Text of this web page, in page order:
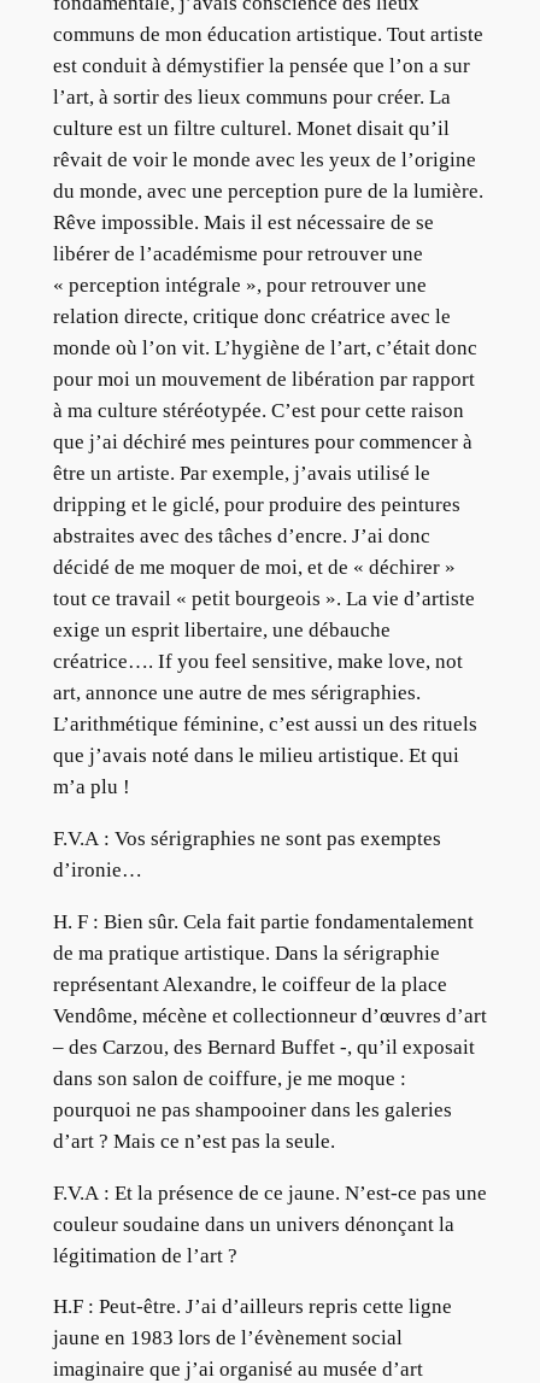
communs de mon éducation artistique. Tout artiste
est conduit à démystifier la pensée que l’on a sur
l’art, à sortir des lieux communs pour créer. La
culture est un filtre culturel. Monet disait qu’il
rêvait de voir le monde avec les yeux de l’origine
du monde, avec une perception pure de la lumière.
Rêve impossible. Mais il est nécessaire de se
libérer de l’académisme pour retrouver une
« perception intégrale », pour retrouver une
relation directe, critique donc créatrice avec le
monde où l’on vit. L’hygiène de l’art, c’était donc
pour moi un mouvement de libération par rapport
à ma culture stéréotypée. C’est pour cette raison
que j’ai déchiré mes peintures pour commencer à
être un artiste. Par exemple, j’avais utilisé le
dripping et le giclé, pour produire des peintures
abstraites avec des tâches d’encre. J’ai donc
décidé de me moquer de moi, et de « déchirer »
tout ce travail « petit bourgeois ». La vie d’artiste
exige un esprit libertaire, une débauche
créatrice…. If you feel sensitive, make love, not
art, annonce une autre de mes sérigraphies.
L’arithmétique féminine, c’est aussi un des rituels
que j’avais noté dans le milieu artistique. Et qui
m’a plu !
F.V.A : Vos sérigraphies ne sont pas exemptes
d’ironie…
H. F : Bien sûr. Cela fait partie fondamentalement
de ma pratique artistique. Dans la sérigraphie
représentant Alexandre, le coiffeur de la place
Vendôme, mécène et collectionneur d’œuvres d’art
– des Carzou, des Bernard Buffet -, qu’il exposait
dans son salon de coiffure, je me moque :
pourquoi ne pas shampooiner dans les galeries
d’art ? Mais ce n’est pas la seule.
F.V.A : Et la présence de ce jaune. N’est-ce pas une
couleur soudaine dans un univers dénonçant la
légitimation de l’art ?
H.F : Peut-être. J’ai d’ailleurs repris cette ligne
jaune en 1983 lors de l’évènement social
imaginaire que j’ai organisé au musée d’art